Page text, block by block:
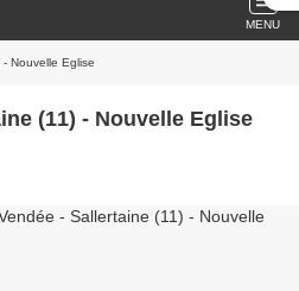
MENU
Nouvelle Eglise
(11) - Nouvelle Eglise